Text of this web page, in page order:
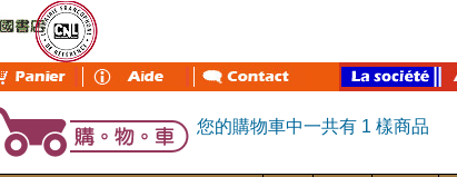
您的購物車中一共有 1 樣商品